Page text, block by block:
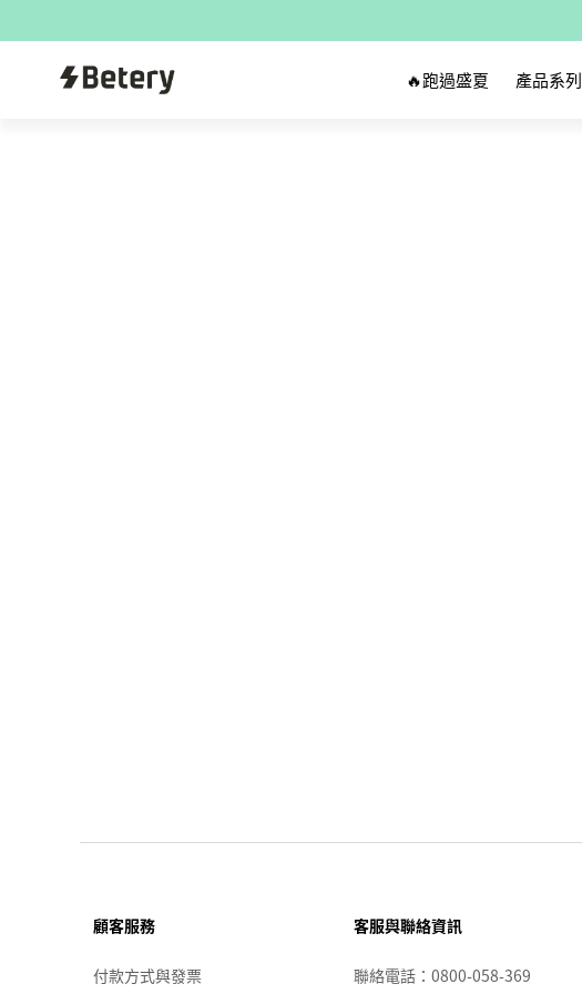
🔥跑過盛夏 產品系列
顧客服務
付款方式與發票
客服與聯絡資訊
聯絡電話： 0800-058-369